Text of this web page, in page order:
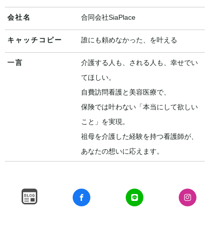
会社名 合同会社SiaPlace
キャッチコピー 誰にも頼めなかった、を叶える
一言
介護する人も、される人も、幸せでい
てほしい。
自費訪問看護と美容医療で、
保険では叶わない「本当にして欲しい
こと」を実現。
祖母を介護した経験を持つ看護師が、
あなたの想いに応えます。